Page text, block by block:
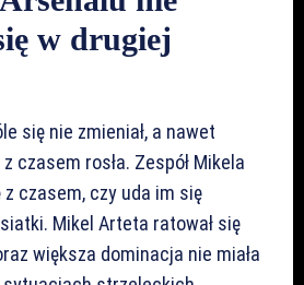
w drugiej
się nie zmieniał, a nawet
czasem rosła. Zespół Mikela
z czasem, czy uda im się
Mikel Arteta ratował się
większa dominacja nie miała